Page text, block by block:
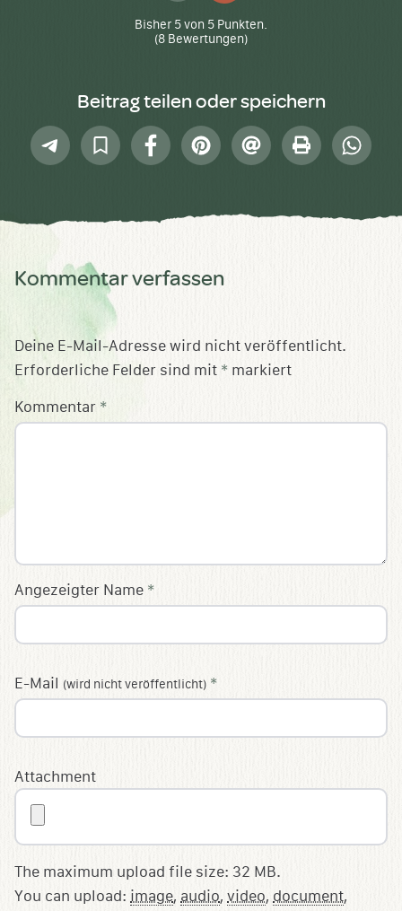
hoch
runter
Bisher 5von 5 Punkten.
(8 Bewertungen)
Beitrag teilen oder speichern
Telegram
In
Sammlung
FacebookPinterest
E-
Mail
Drucken
Kommentar verfassen
Deine E-Mail-Adresse wird nicht veröffentlicht.
Erforderliche Felder sind mit * markiert
Kommentar *
Angezeigter Name *
E-Mail (wird nicht veröffentlicht) *
Attachment
The maximum upload file size: 32 MB.
You can upload: image, audio, video, document,